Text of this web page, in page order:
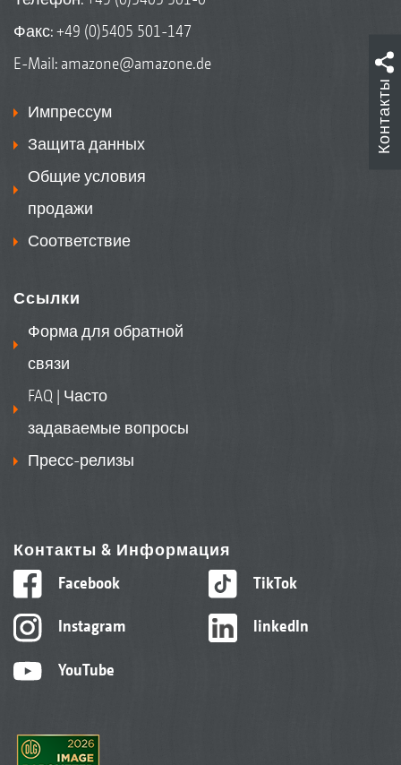
Факс: +49 (0)5405 501-147
E-Mail: amazone@amazone.de
Импрессум
Защита данных
Общие условия
продажи
Соответствие
Ссылки
Форма для обратной
связи
FAQ | Часто
задаваемые вопросы
Пресс-релизы
Контакты & Информация
Facebook
Instagram
YouTube
TikTok
linkedIn
Контакты